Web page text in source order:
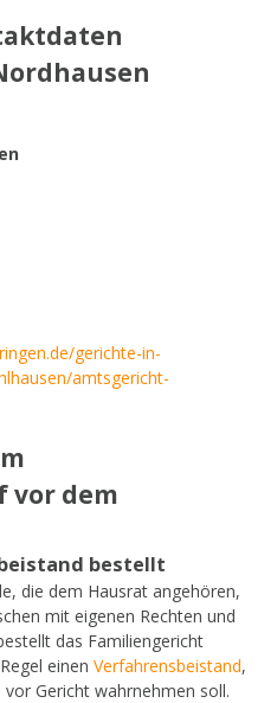
gerichte-in-
amtsgericht-
vor dem
bestellt
die dem Hausrat angehören,
mit eigenen Rechten und
das Familiengericht
einen Verfahrensbeistand,
Gericht wahrnehmen soll.